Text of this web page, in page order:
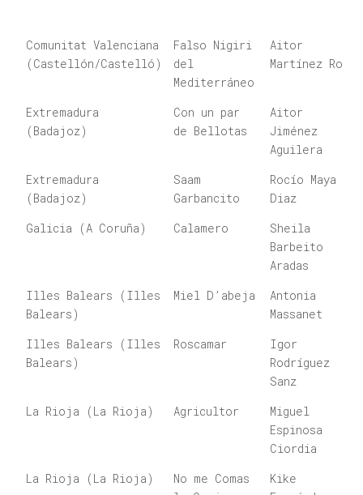
Comunitat Valenciana
(Castellón/Castelló)
Falso Nigiri
del
Mediterráneo
Aitor
Martínez Ros
Extremadura
(Badajoz)
Con un par
de Bellotas
Aitor
Jiménez
Aguilera
Extremadura
(Badajoz)
Saam
Garbancito
Rocío Maya
Diaz
Galicia (A Coruña)
Calamero
Sheila
Barbeito
Aradas
Illes Balears (Illes
Balears)
Miel D’abeja
Antonia
Massanet
Illes Balears (Illes
Balears)
Roscamar
Igor
Rodríguez
Sanz
La Rioja (La Rioja) Agricultor
Miguel
Espinosa
Ciordia
La Rioja (La Rioja)
No me Comas
Kike